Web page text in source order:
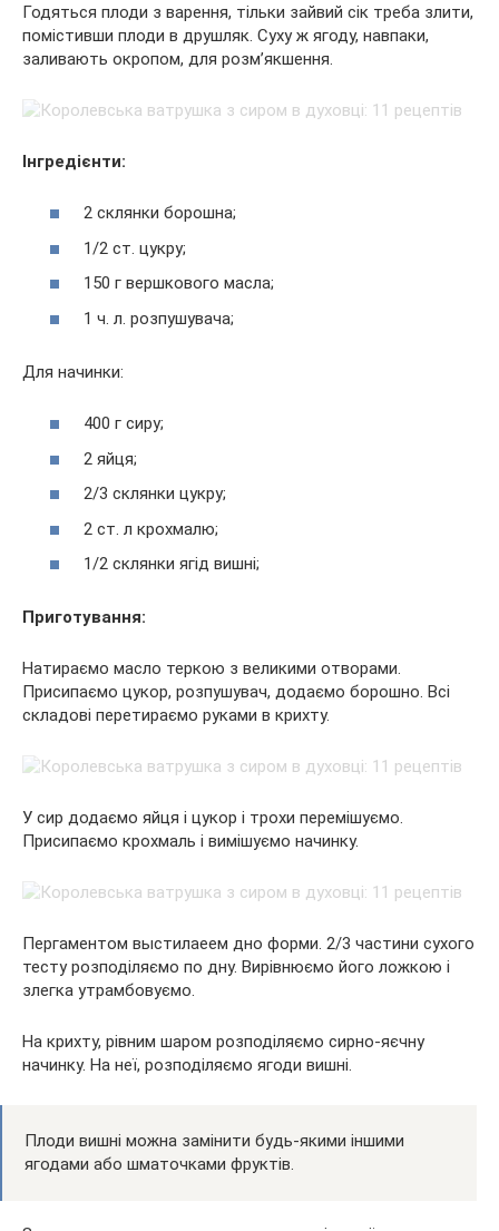
Годяться плоди з варення, тільки зайвий сік треба злити,
помістивши плоди в друшляк. Суху ж ягоду, навпаки,
заливають окропом, для розм’якшення.
Інгредієнти:
2 склянки борошна;
1/2 ст. цукру;
150 г вершкового масла;
1 ч. л. розпушувача;
Для начинки:
400 г сиру;
2 яйця;
2/3 склянки цукру;
2 ст. л крохмалю;
1/2 склянки ягід вишні;
Приготування:
Натираємо масло теркою з великими отворами.
Присипаємо цукор, розпушувач, додаємо борошно. Всі
складові перетираємо руками в крихту.
У сир додаємо яйця і цукор і трохи перемішуємо.
Присипаємо крохмаль і вимішуємо начинку.
Пергаментом выстилаеем дно форми. 2/3 частини сухого
тесту розподіляємо по дну. Вирівнюємо його ложкою і
злегка утрамбовуємо.
На крихту, рівним шаром розподіляємо сирно-яєчну
начинку. На неї, розподіляємо ягоди вишні.
Плоди вишні можна замінити будь-якими іншими
ягодами або шматочками фруктів.